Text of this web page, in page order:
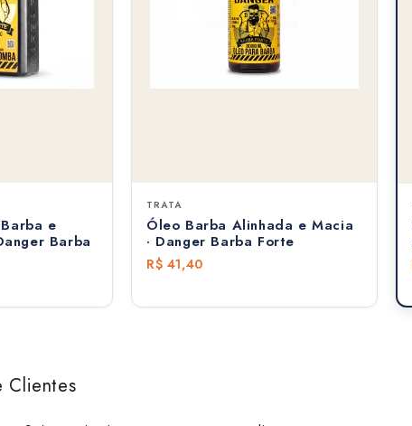
e
Barba
TRATA
Óleo Barba Alinhada e Macia
· Danger Barba Forte
R$ 41,40
Clientes